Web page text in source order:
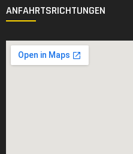
ANFAHRTSRICHTUNGEN